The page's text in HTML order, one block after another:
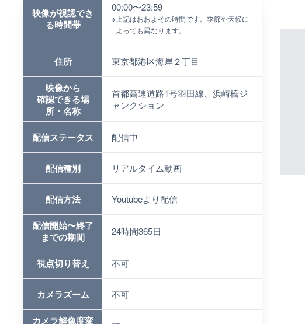
映像が視認でき
る時間帯
00:00〜23:59
※ 上記はおおよその時間です。季節や天候に
よっても異なります。
住所 東京都港区海岸２丁目
映像から
確認できる場
所・名称
首都高速道路1号羽田線、浜崎橋ジ
ャンクション
配信ステータス 配信中
配信種別 リアルタイム動画
配信方法 Youtubeより配信
配信開始〜終了
までの期間
24時間365日
視点切り替え 不可
カメラズーム 不可
カメラ解像度変